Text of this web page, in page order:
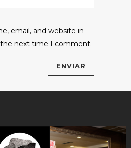
email, and website in
next time I comment.